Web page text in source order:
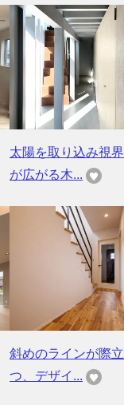
太陽を取り込み視界
が広がる木...
斜めのラインが際立
つ、デザイ...